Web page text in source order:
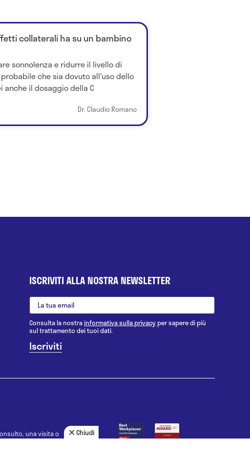
collaterali ha su un bambino
sonnolenza e ridurre il livello di
che sia dovuto all'uso dello
anche il dosaggio della C
Dr. Claudio Romano
ISCRIVITI ALLA NOSTRA NEWSLETTER
Consulta la nostrainformativa sulla privacy per sapere di più
sul trattamento dei tuoi dati.
una visita o
di una diagnosi, la
Chiudi